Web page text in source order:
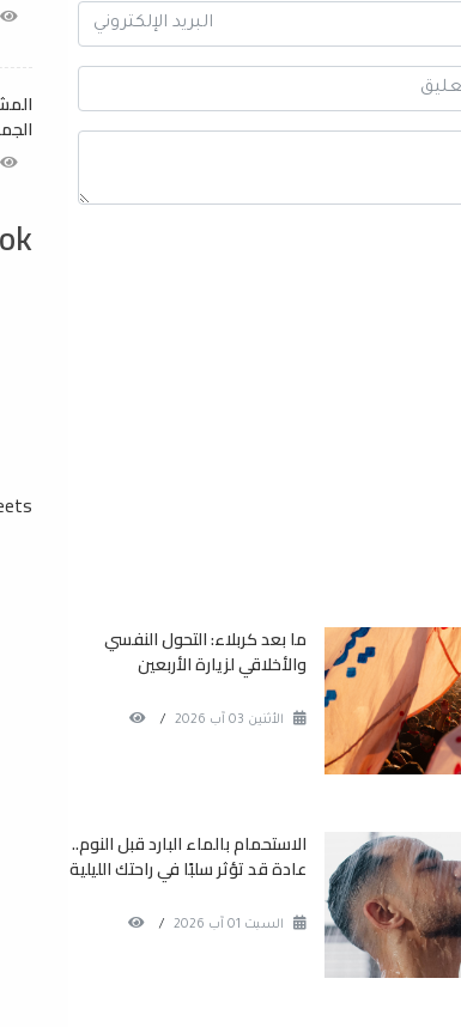
ما بعد كربلاء: التحول النفسي
والأخلاقي لزيارة الأربعين
الأثنين 03 آب 2026 /
الاستحمام بالماء البارد قبل النوم..
عادة قد تؤثر سلبًا في راحتك الليلية
السبت 01 آب 2026 /